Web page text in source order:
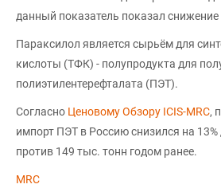
данный показатель показал снижение
Параксилол является сырьём для
кислоты (ТФК) - полупродукта для
полиэтилентерефталата (ПЭТ).
Согласно Ценовому Обзору ICIS-MRC,
импорт ПЭТ в Россию снизился на 13%
против 149 тыс. тонн годом ранее.
MRC